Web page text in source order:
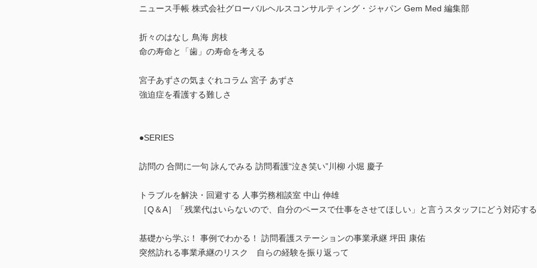
ニュース手帳 株式会社グローバルヘルスコンサルティング・ジャパン Gem Med 編集部
折々のはなし 鳥海 房枝
命の寿命と「歯」の寿命を考える
宮子あずさの気まぐれコラム 宮子 あずさ
強迫症を看護する難しさ
●SERIES
訪問の 合間に一句 詠んでみる 訪問看護“泣き笑い”川柳 小堀 慶子
トラブルを解決・回避する 人事労務相談室 中山 伸雄
［Q＆A］「残業代はいらないので、自分のペースで仕事をさせてほしい」と言うスタッフにどう対応す
基礎から学ぶ！ 事例でわかる！ 訪問看護ステーションの事業承継 坪田 康佑
突然訪れる事業承継のリスク 自らの経験を振り返って